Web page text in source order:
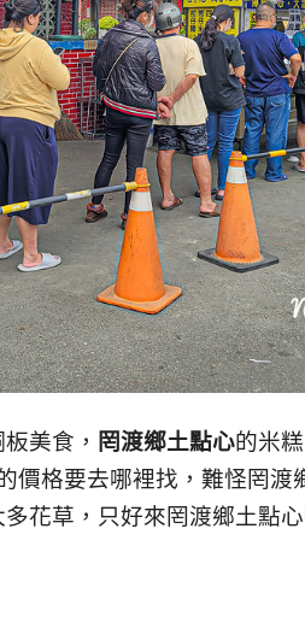
美食， 罔渡鄉土點心的米
價格要去哪裡找，難怪罔渡
多花草，只好來罔渡鄉土點